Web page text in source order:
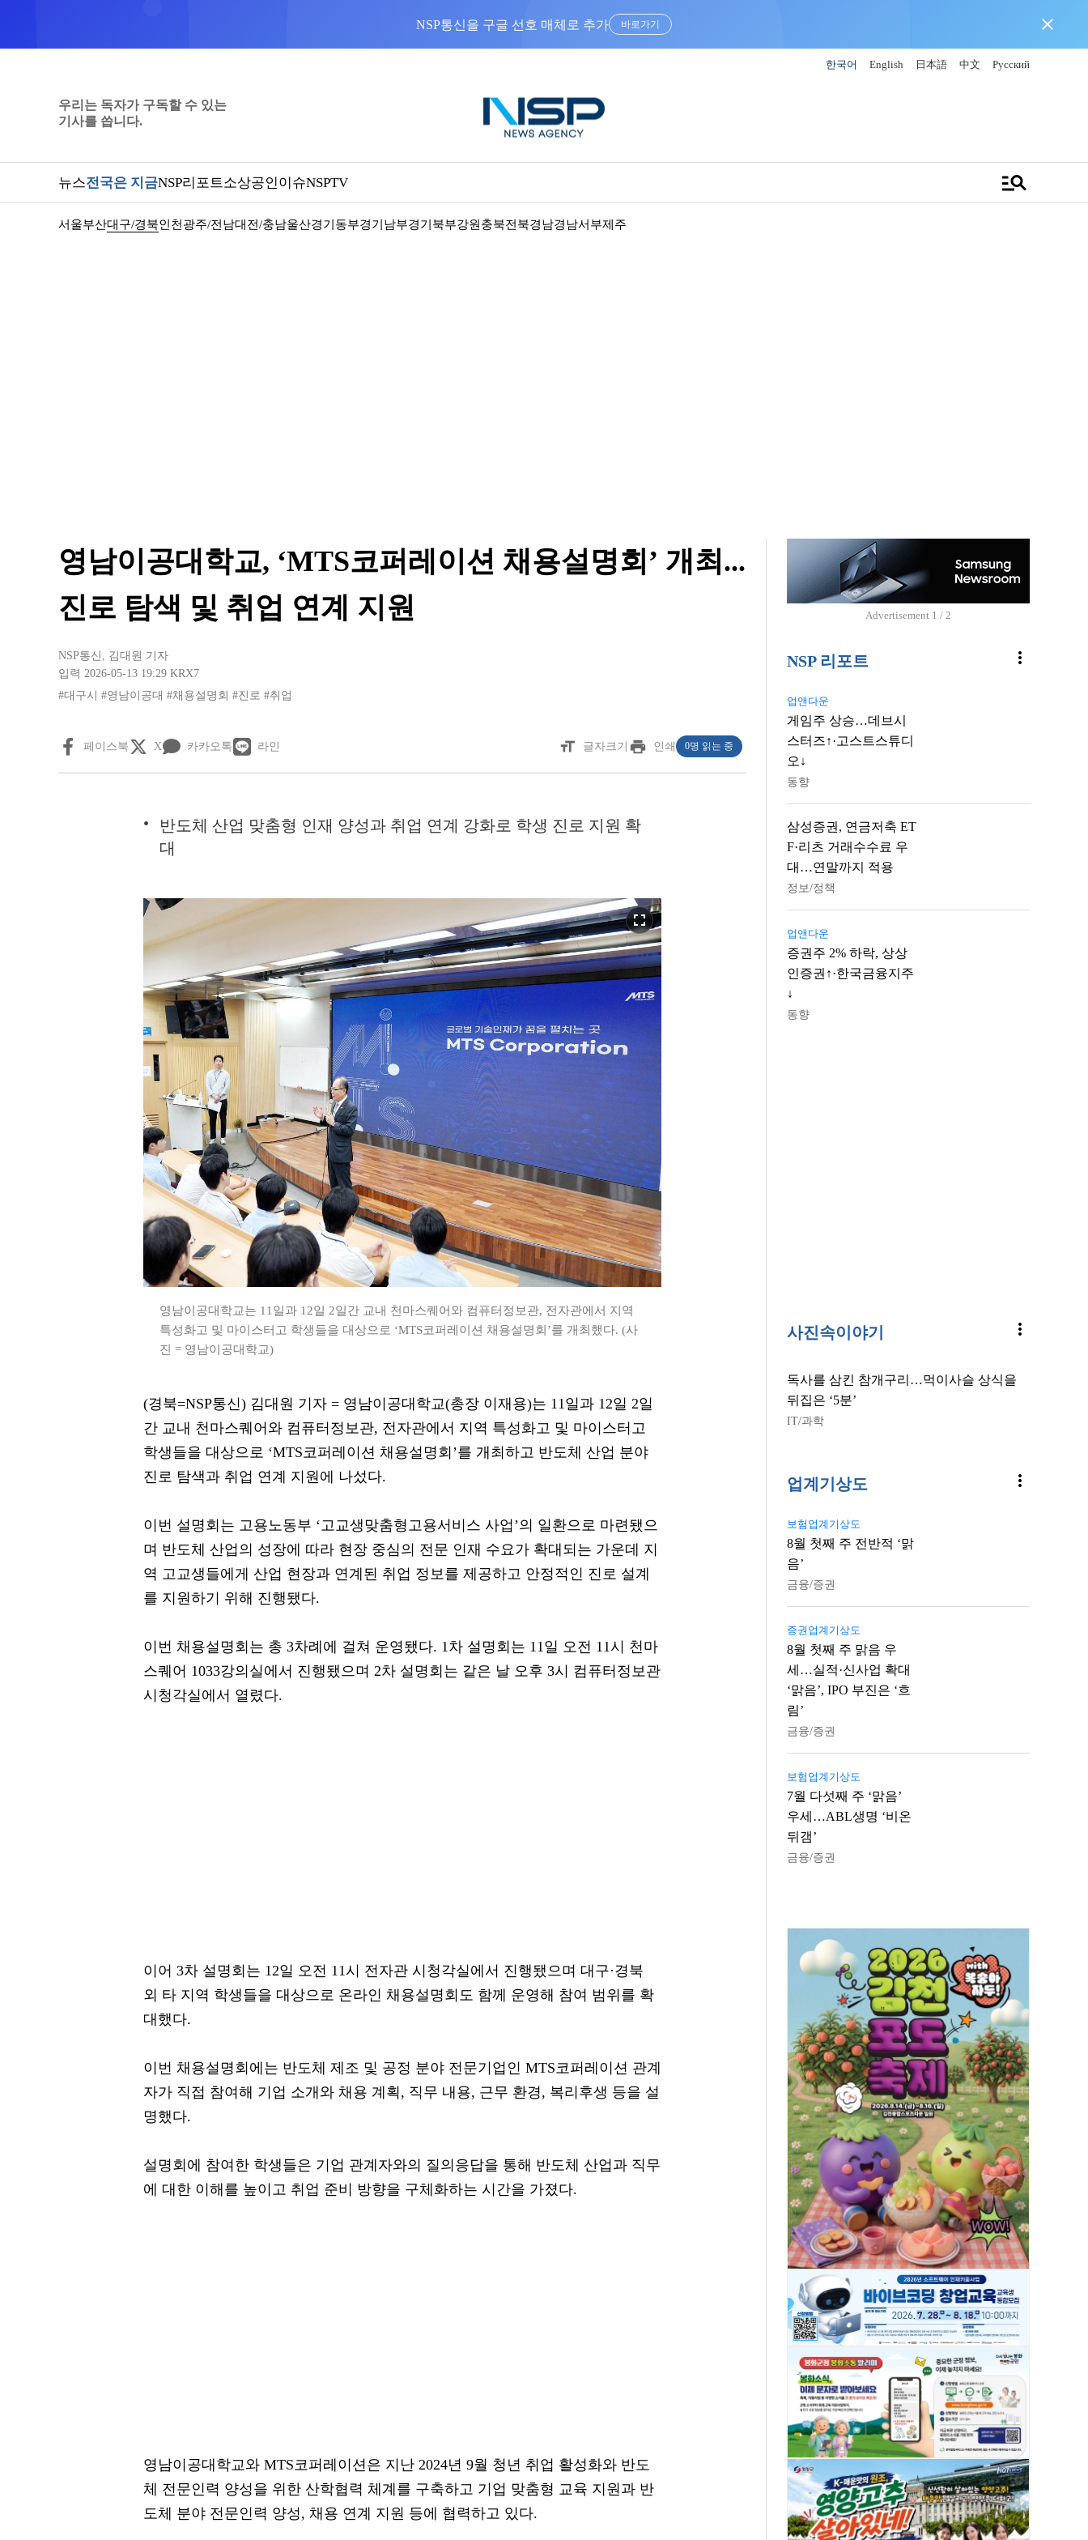
NSP통신을 구글 선호 매체로 추가 바로가기 close
한국어 English 日本語 中文 Русский
우리는 독자가 구독할 수 있는
기사를 씁니다.
뉴스전국은 지금NSP리포트소상공인이슈NSPTV manage_search
서울부산대구/경북인천 광주/전남대전/충남울산경기동부경기남부경기북부강원 충북전북경남경남서부제주
영남이공대학교, ‘MTS코퍼레이션 채용설명회’ 개최...
진로 탐색 및 취업 연계 지원
NSP통신 , 김대원 기자
입력 2026-05-13 19:29 KRX7
#대구시
#영남이공대 #채용설명회 #진로 #취업
페이스북 X 카카오톡 라인 format_size 글자크기 print 인쇄 0명 읽는 중
반도체 산업 맞춤형 인재 양성과 취업 연계 강화로 학생 진로 지원 확
대
fullscreen
영남이공대학교는 11일과 12일 2일간 교내 천마스퀘어와 컴퓨터정보관, 전자관에서 지역
특성화고 및 마이스터고 학생들을 대상으로 ‘MTS코퍼레이션 채용설명회’를 개최했다. (사
진 = 영남이공대학교)
(경북=NSP통신) 김대원 기자 = 영남이공대학교(총장 이재용)는 11일과 12일 2일
간 교내 천마스퀘어와 컴퓨터정보관, 전자관에서 지역 특성화고 및 마이스터고
학생들을 대상으로 ‘MTS코퍼레이션 채용설명회’를 개최하고 반도체 산업 분야
진로 탐색과 취업 연계 지원에 나섰다.
이번 설명회는 고용노동부 ‘고교생맞춤형고용서비스 사업’의 일환으로 마련됐으
며 반도체 산업의 성장에 따라 현장 중심의 전문 인재 수요가 확대되는 가운데 지
역 고교생들에게 산업 현장과 연계된 취업 정보를 제공하고 안정적인 진로 설계
를 지원하기 위해 진행됐다.
이번 채용설명회는 총 3차례에 걸쳐 운영됐다. 1차 설명회는 11일 오전 11시 천마
스퀘어 1033강의실에서 진행됐으며 2차 설명회는 같은 날 오후 3시 컴퓨터정보관
시청각실에서 열렸다.
이어 3차 설명회는 12일 오전 11시 전자관 시청각실에서 진행됐으며 대구·경북
외 타 지역 학생들을 대상으로 온라인 채용설명회도 함께 운영해 참여 범위를 확
대했다.
이번 채용설명회에는 반도체 제조 및 공정 분야 전문기업인 MTS코퍼레이션 관계
자가 직접 참여해 기업 소개와 채용 계획, 직무 내용, 근무 환경, 복리후생 등을 설
명했다.
설명회에 참여한 학생들은 기업 관계자와의 질의응답을 통해 반도체 산업과 직무
에 대한 이해를 높이고 취업 준비 방향을 구체화하는 시간을 가졌다.
영남이공대학교와 MTS코퍼레이션은 지난 2024년 9월 청년 취업 활성화와 반도
체 전문인력 양성을 위한 산학협력 체계를 구축하고 기업 맞춤형 교육 지원과 반
도체 분야 전문인력 양성, 채용 연계 지원 등에 협력하고 있다.
Advertisement 1 / 2
NSP 리포트 more_vert
업앤다운
게임주 상승…데브시
스터즈↑·고스트스튜디
오↓
동향
삼성증권, 연금저축 ET
F·리츠 거래수수료 우
대…연말까지 적용
정보/정책
업앤다운
증권주 2% 하락, 상상
인증권↑·한국금융지주
↓
동향
사진속이야기 more_vert
독사를 삼킨 참개구리…먹이사슬 상식을
뒤집은 ‘5분’
IT/과학
업계기상도 more_vert
보험업계기상도
8월 첫째 주 전반적 ‘맑
음’
금융/증권
증권업계기상도
8월 첫째 주 맑음 우
세…실적·신사업 확대
‘맑음’, IPO 부진은 ‘흐
림’
금융/증권
보험업계기상도
7월 다섯째 주 ‘맑음’
우세…ABL생명 ‘비온
뒤갬’
금융/증권